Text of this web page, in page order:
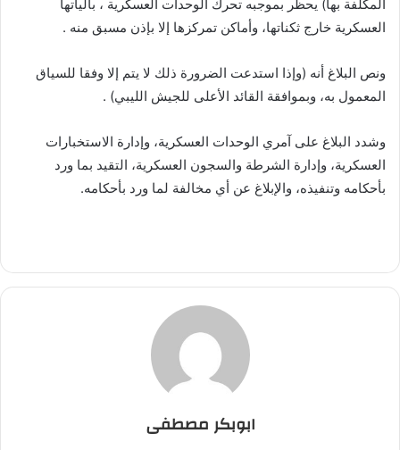
المكلفة بها) يحظر بموجبه تحرك الوحدات العسكرية ، بآلياتها
العسكرية خارج ثكناتها، وأماكن تمركزها إلا بإذن مسبق منه .
ونص البلاغ أنه (وإذا استدعت الضرورة ذلك لا يتم إلا وفقا للسياق
المعمول به، وبموافقة القائد الأعلى للجيش الليبي) .
وشدد البلاغ على آمري الوحدات العسكرية، وإدارة الاستخبارات
العسكرية، وإدارة الشرطة والسجون العسكرية، التقيد بما ورد
بأحكامه وتنفيذه، والإبلاغ عن أي مخالفة لما ورد بأحكامه.
ابوبكر مصطفى